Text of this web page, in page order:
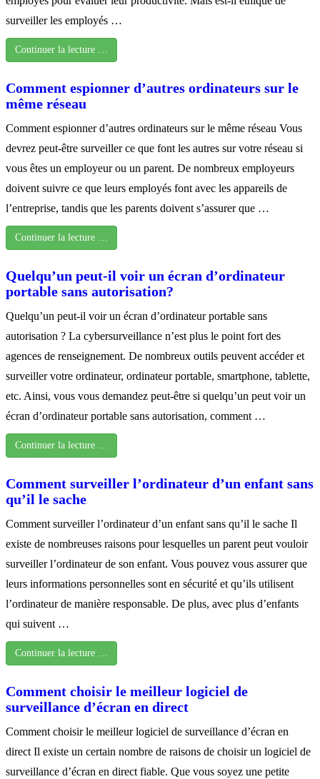
surveiller les employés …
Continuer la lecture …
Comment espionner d’autres ordinateurs sur le
même réseau
Comment espionner d’autres ordinateurs sur le même réseau Vous
devrez peut-être surveiller ce que font les autres sur votre réseau si
vous êtes un employeur ou un parent. De nombreux employeurs
doivent suivre ce que leurs employés font avec les appareils de
l’entreprise, tandis que les parents doivent s’assurer que …
Continuer la lecture …
Quelqu’un peut-il voir un écran d’ordinateur
portable sans autorisation?
Quelqu’un peut-il voir un écran d’ordinateur portable sans
autorisation ? La cybersurveillance n’est plus le point fort des
agences de renseignement. De nombreux outils peuvent accéder et
surveiller votre ordinateur, ordinateur portable, smartphone, tablette,
etc. Ainsi, vous vous demandez peut-être si quelqu’un peut voir un
écran d’ordinateur portable sans autorisation, comment …
Continuer la lecture …
Comment surveiller l’ordinateur d’un enfant sans
qu’il le sache
Comment surveiller l’ordinateur d’un enfant sans qu’il le sache Il
existe de nombreuses raisons pour lesquelles un parent peut vouloir
surveiller l’ordinateur de son enfant. Vous pouvez vous assurer que
leurs informations personnelles sont en sécurité et qu’ils utilisent
l’ordinateur de manière responsable. De plus, avec plus d’enfants
qui suivent …
Continuer la lecture …
Comment choisir le meilleur logiciel de
surveillance d’écran en direct
Comment choisir le meilleur logiciel de surveillance d’écran en
direct Il existe un certain nombre de raisons de choisir un logiciel de
surveillance d’écran en direct fiable. Que vous soyez une petite